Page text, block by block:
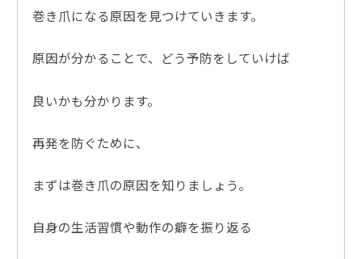
巻き爪になる原因を見つけていきます。
原因が分かることで、どう予防をしていけば
良いかも分かります。
再発を防ぐために、
まずは巻き爪の原因を知りましょう。
自身の生活習慣や動作の癖を振り返る